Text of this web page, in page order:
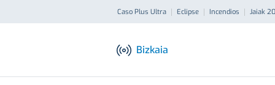
Caso Plus Ultra Eclipse Incendios Jaiak
Bizkaia